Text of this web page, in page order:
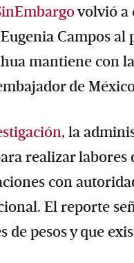
volvió a
Campos
mantiene con
de
, la
realizar
con
El reporte
de pesos y que